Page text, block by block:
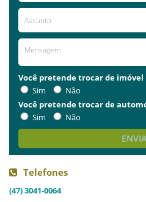
Você pretende trocar de imóvel
Sim
Não
Você pretende trocar de
Sim
Não
Telefones
(47) 3041-0064